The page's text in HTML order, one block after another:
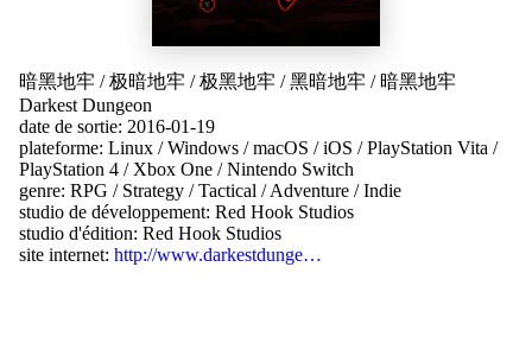
暗黑地牢 /极暗地牢 /极黑地牢 /黑暗地牢 / 暗黑地牢
Darkest Dungeon
date de sortie: 2016-01-19
plateforme: Linux /Windows /macOS /iOS /PlayStation Vita /
PlayStation 4 / Xbox One /Nintendo Switch
genre: RPG / Strategy /Tactical /Adventure /Indie
studio de développement: Red Hook Studios
studio d'édition: Red Hook Studios
site internet: http://www.darkestdunge…